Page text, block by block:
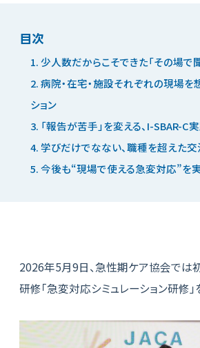
目次
1. 少人数だからこそできた「その場で
2. 病院・在宅・施設それぞれの現場を
ション
3. 「報告が苦手」を変える、I-SBAR-C
4. 学びだけでなない、職種を超えた交
5. 今後も“現場で使える急変対応”を
2026年5月9日、急性期ケア協会では
研修「急変対応シミュレーション研修」